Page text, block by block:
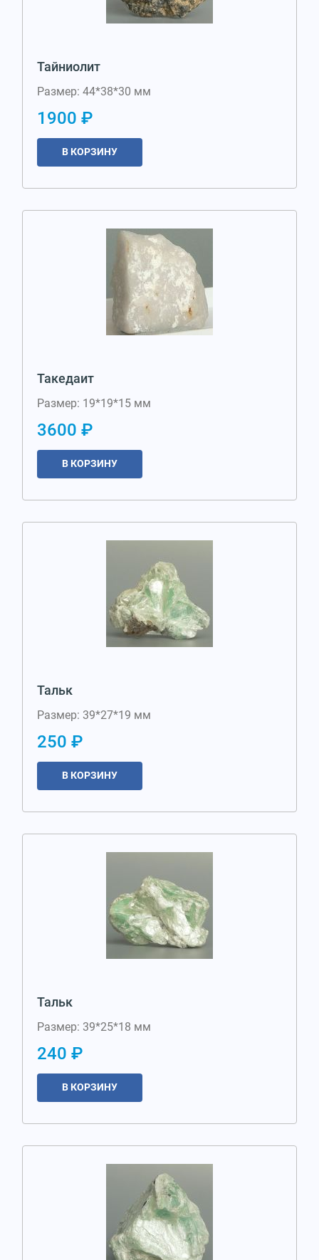
Тайниолит
Размер: 44*38*30 мм
1900 ₽
В КОРЗИНУ
Такедаит
Размер: 19*19*15 мм
3600 ₽
В КОРЗИНУ
Тальк
Размер: 39*27*19 мм
250 ₽
В КОРЗИНУ
Тальк
Размер: 39*25*18 мм
240 ₽
В КОРЗИНУ